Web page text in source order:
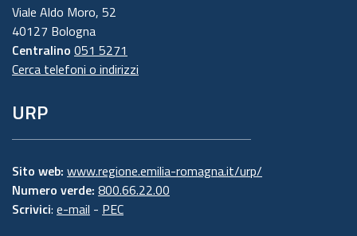
Viale Aldo Moro, 52
40127 Bologna
Centralino 051 5271
Cerca telefoni o indirizzi
URP
Sito web: www.regione.emilia-romagna.it/urp/
Numero verde: 800.66.22.00
Scrivici: e-mail - PEC